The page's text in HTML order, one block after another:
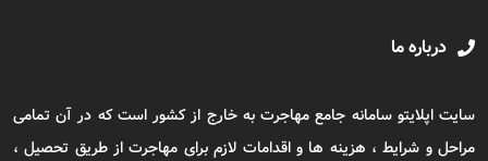
درباره ما
سایت اپلایتو سامانه جامع مهاجرت به خارج از کشور است که در آن تمامی
مراحل و شرایط ، هزینه ها و اقدامات لازم برای مهاجرت از طریق تحصیل ،